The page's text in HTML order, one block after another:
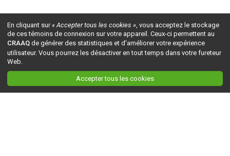
En cliquant sur« Accepter tous les cookies », vous acceptez le stockage
de ces témoins de connexion sur votre appareil. Ceux-ci permettent au
CRAAQ de générer des statistiques et d'améliorer votre expérience
utilisateur. Vous pourrez les désactiver en tout temps dans votre fureteur
Web.
Accepter tous les cookies